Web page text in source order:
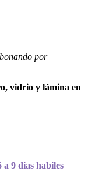
por
vidrio y lámina en
9 dias habiles